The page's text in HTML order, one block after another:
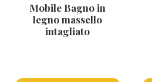
Mobile Bagno in
legno massello
intagliato